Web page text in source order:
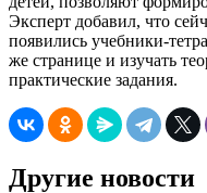
Эксперт добавил, что
появились учебники-
же странице и изучать
практические задания.
Другие новости